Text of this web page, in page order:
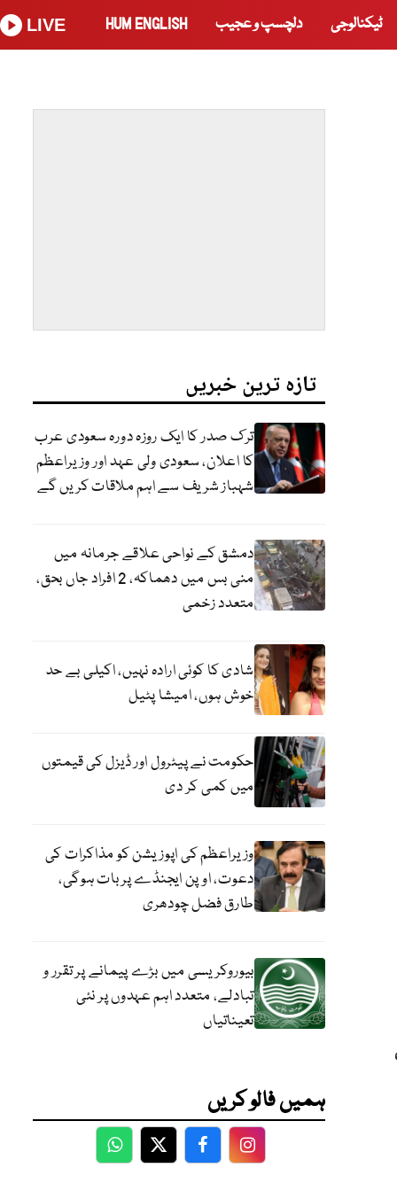
ٹیکنالوجی دلچسپ و عجیب HUM ENGLISH
LIVE
تازہ ترین خبریں
ترک صدر کا ایک روزہ دورہ سعودی عرب
کا اعلان، سعودی ولی عہد اور وزیراعظم
شہباز شریف سے اہم ملاقات کریں گے
دمشق کے نواحی علاقے جرمانہ میں
منی بس میں دھماکہ، 2 افراد جاں بحق،
متعدد زخمی
شادی کا کوئی ارادہ نہیں، اکیلی بے حد
خوش ہوں، امیشا پٹیل
حکومت نے پیٹرول اور ڈیزل کی قیمتوں
میں کمی کر دی
وزیراعظم کی اپوزیشن کو مذاکرات کی
دعوت، اوپن ایجنڈے پر بات ہوگی،
طارق فضل چودھری
بیوروکریسی میں بڑے پیمانے پر تقرر و
تبادلے، متعدد اہم عہدوں پر نئی
تعیناتیاں
ہمیں فالو کریں
WhatsApp
TwitterFacebookFacebook